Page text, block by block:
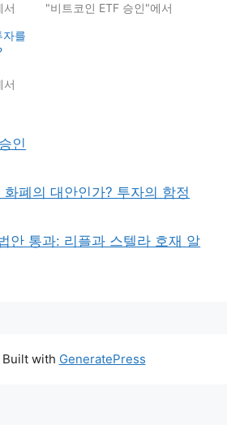
서
"비트코인 ETF 승인"에서
자를
서
인
폐의 대안인가? 투자의 함정
안 통과: 리플과 스텔라 호재 알
Built with GeneratePress